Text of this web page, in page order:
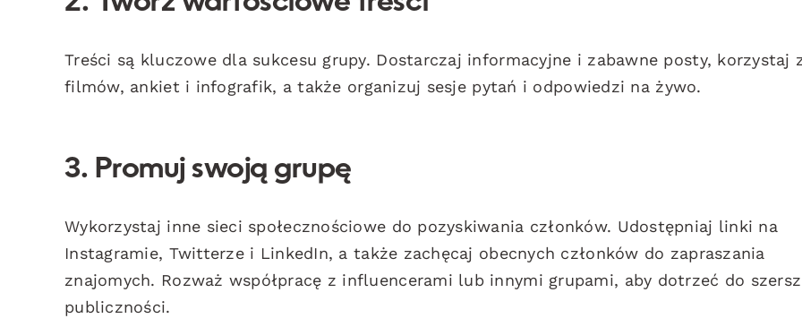
Treści są kluczowe dla sukcesu grupy. Dostarczaj informacyjne i zabawne posty, korzystaj
filmów, ankiet i infografik, a także organizuj sesje pytań i odpowiedzi na żywo.
3. Promuj swoją grupę
Wykorzystaj inne sieci społecznościowe do pozyskiwania członków. Udostępniaj linki na
Instagramie, Twitterze i LinkedIn, a także zachęcaj obecnych członków do zapraszania
znajomych. Rozważ współpracę z influencerami lub innymi grupami, aby dotrzeć do
publiczności.